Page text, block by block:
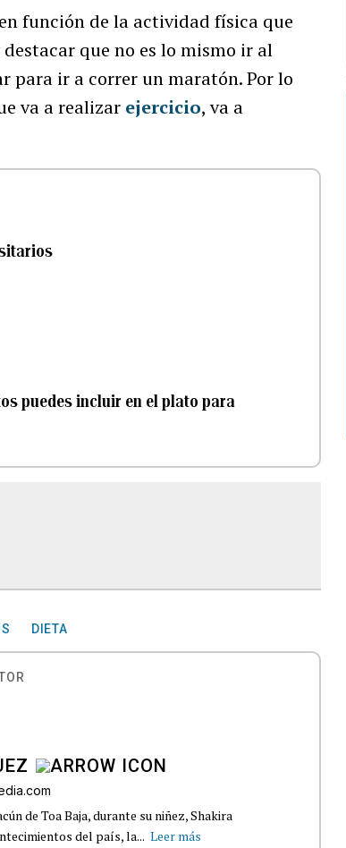
función de la actividad física que
que no es lo mismo ir al
para ir a correr un maratón. Por lo
va a realizar ejercicio, va a
puedes incluir en el plato para
DIETA
de Toa Baja, durante su niñez, Shakira
del país, la... Leer más